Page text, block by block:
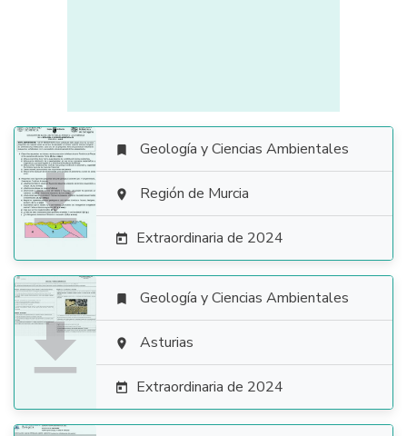

 Geología y Ciencias Ambientales
 Región de Murcia
 Extraordinaria de 2024

 Geología y Ciencias Ambientales
 Asturias
 Extraordinaria de 2024